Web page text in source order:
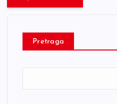
Pretraga